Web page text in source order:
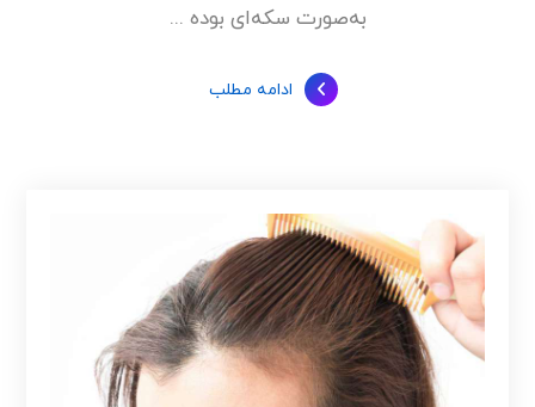
به‌صورت سکه‌ای بوده ...
ادامه مطلب